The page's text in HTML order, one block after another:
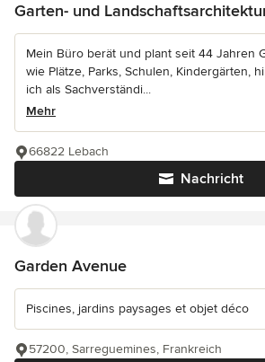
Garten- und
Mein Büro berät und plant seit 44 Jahren
wie Plätze, Parks, Schulen, Kindergärten,
ich als Sachverständi...
Mehr
Nachricht
66822 Lebach
Garden Avenue
Piscines, jardins paysages et objet déco
57200, Sarreguemines, Frankreich